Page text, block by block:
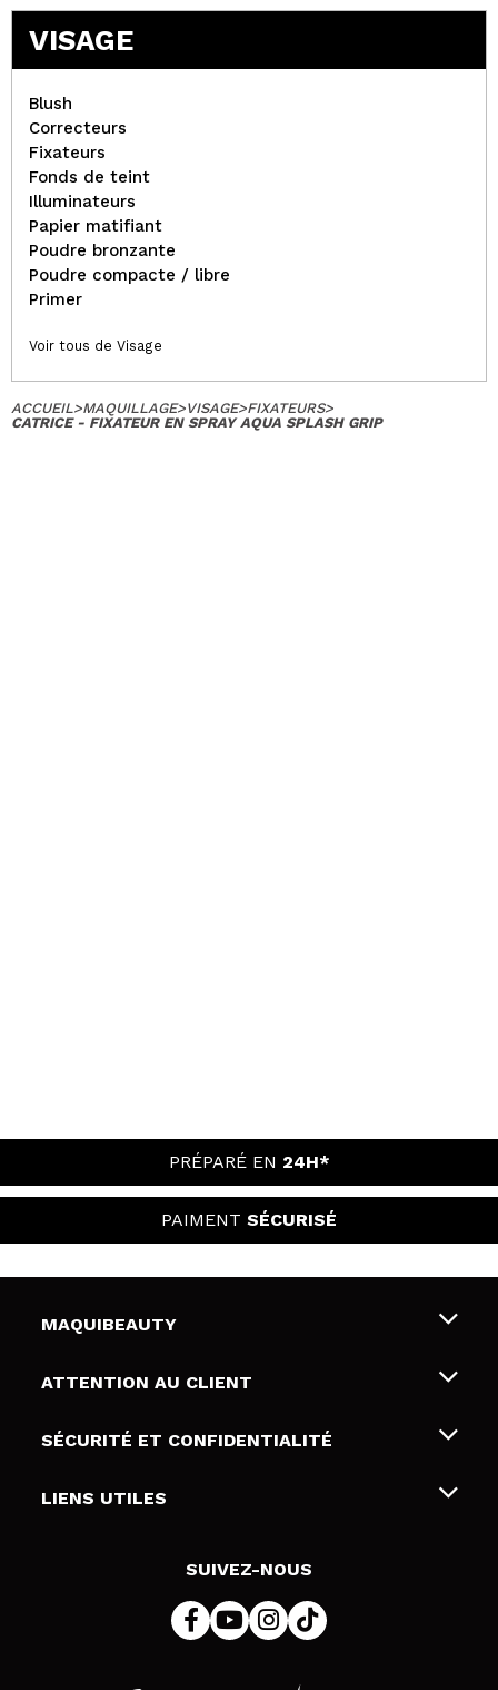
VISAGE
Blush
Correcteurs
Fixateurs
Fonds de teint
Illuminateurs
Papier matifiant
Poudre bronzante
Poudre compacte / libre
Primer
Voir tous de Visage
ACCUEIL>MAQUILLAGE>VISAGE>FIXATEURS>
CATRICE - FIXATEUR EN SPRAY AQUA SPLASH GRIP
PRÉPARÉ EN 24H*
PAIMENT SÉCURISÉ
MAQUIBEAUTY
Qui sommes nous
Cartes-cadeaux
ATTENTION AU CLIENT
Livraison & retour
Modes de paiement
SÉCURITÉ ET CONFIDENTIALITÉ
Conditions et confidentialité
LIENS UTILES
SUIVEZ-NOUS